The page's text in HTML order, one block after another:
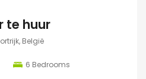
te huur
België
6 Bedrooms